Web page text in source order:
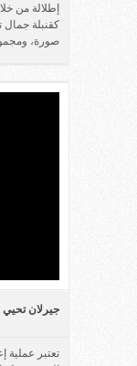
إطلالة من
كقنبلة
صورة،
جيرلان تحيي